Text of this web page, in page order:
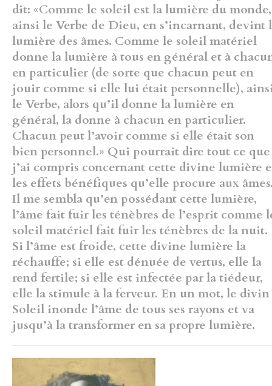
dit: «Comme le soleil est la lumière du monde,
ainsi le Verbe de Dieu, en s’incarnant, devint
lumière des âmes. Comme le soleil matériel
donne la lumière à tous en général et à
en particulier (de sorte que chacun peut en
jouir comme si elle lui était personnelle),
le Verbe, alors qu’il donne lalumière en
général, la donne à chacun en particulier.
Chacun peut l’avoir comme si elle était son
bien personnel.» Qui pourrait dire tout ce que
j’ai compris concernant cette divine lumière
les effets bénéfiques qu’elle procure aux
Il me sembla qu’en possédant cette lumière,
l’âme fait fuir les ténèbres de l’esprit comme
soleil matériel fait fuir les ténèbres de la nuit.
Si l’âme est froide, cette divine lumière la
réchauffe; si elle est dénuée de vertus, elle la
rend fertile; si elle est infectée par la tiédeur,
elle la stimule à la ferveur. En un mot, le divin
Soleil inonde l’âme de tous ses rayons et va
jusqu’à la transformer en sa propre lumière.